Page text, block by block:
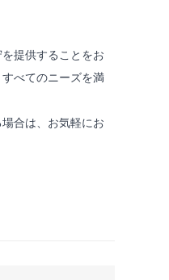
提供することをお
べてのニーズを満
合は、お気軽にお